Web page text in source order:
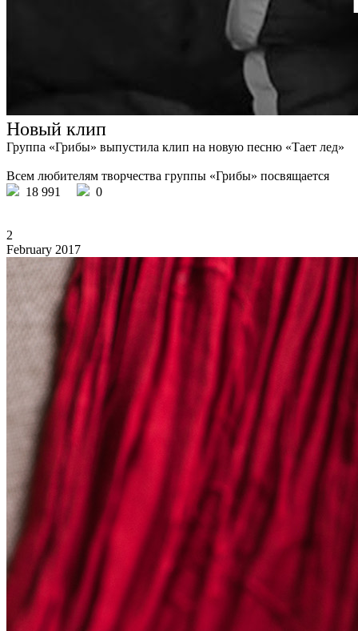
Новый клип
Группа «Грибы» выпустила клип на новую песню «Тает лед»
Всем любителям творчества группы «Грибы» посвящается
18 991
0
2
February 2017